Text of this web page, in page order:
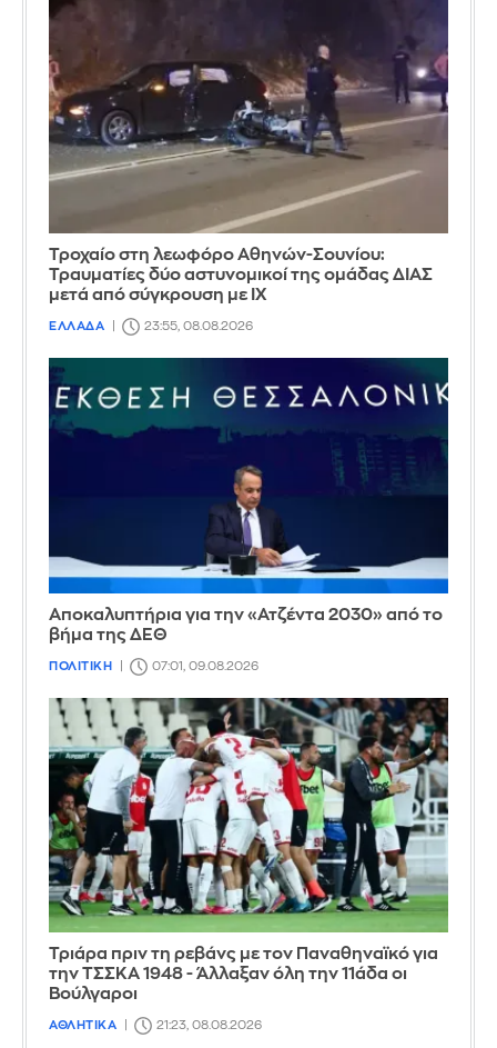
Τροχαίο στη λεωφόρο Αθηνών-Σουνίου:
Τραυματίες δύο αστυνομικοί της ομάδας ΔΙΑΣ
μετά από σύγκρουση με ΙΧ
ΕΛΛΑΔΑ 23:55, 08.08.2026
Αποκαλυπτήρια για την «Ατζέντα 2030» από το
βήμα της ΔΕΘ
ΠΟΛΙΤΙΚΗ 07:01, 09.08.2026
Τριάρα πριν τη ρεβάνς με τον Παναθηναϊκό για
την ΤΣΣΚΑ 1948 - Άλλαξαν όλη την 11άδα οι
Βούλγαροι
ΑΘΛΗΤΙΚΑ 21:23, 08.08.2026